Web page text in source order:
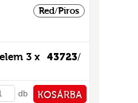
Red/Piros
43723/
3 x
db KOSÁRBA